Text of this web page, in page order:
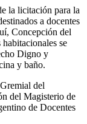
la licitación para la
a docentes
Concepción del
se
Digno y
y baño.
del
del Magisterio de
de Docentes